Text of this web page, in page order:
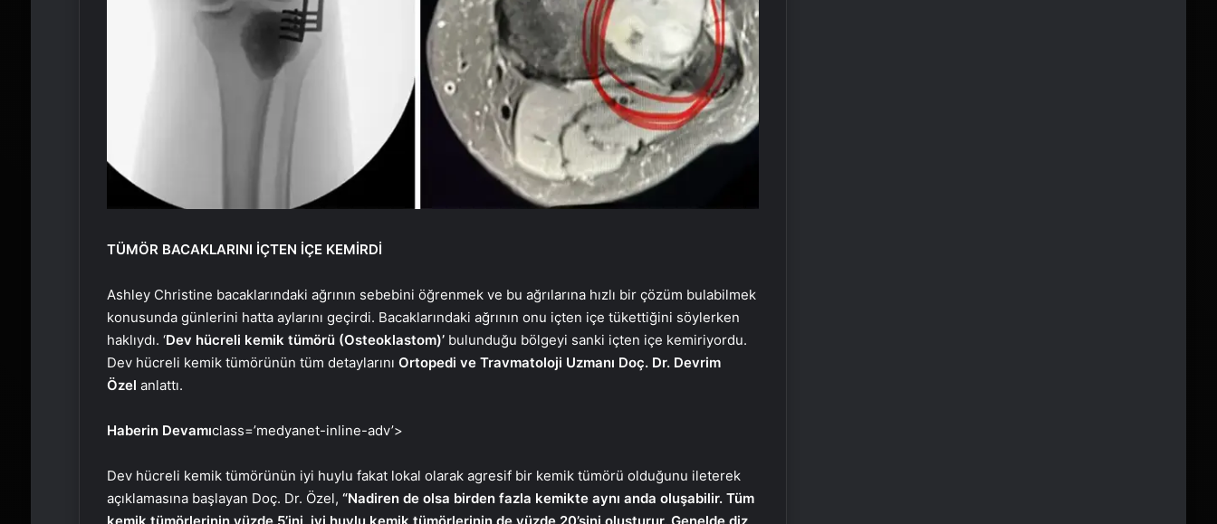
TÜMÖR BACAKLARINI İÇTEN İÇE KEMİRDİ
Ashley Christine bacaklarındaki ağrının sebebini öğrenmek ve bu ağrılarına hızlı bir çözüm bulabilmek
konusunda günlerini hatta aylarını geçirdi. Bacaklarındaki ağrının onu içten içe tükettiğini söylerken
haklıydı. ‘Dev hücreli kemik tümörü (Osteoklastom)’bulunduğu bölgeyi sanki içten içe kemiriyordu.
Dev hücreli kemik tümörünün tüm detaylarını Ortopedi ve Travmatoloji Uzmanı Doç. Dr. Devrim
Özel anlattı.
Haberin Devamıclass=’medyanet-inline-adv’>
Dev hücreli kemik tümörünün iyi huylu fakat lokal olarak agresif bir kemik tümörü olduğunu ileterek
açıklamasına başlayan Doç. Dr. Özel, “Nadiren de olsa birden fazla kemikte aynı anda oluşabilir. Tüm